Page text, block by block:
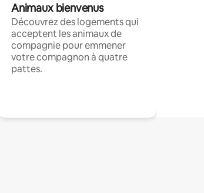
Animaux bienvenus
Découvrez des logements qui
acceptent les animaux de
compagnie pour emmener
votre compagnon à quatre
pattes.